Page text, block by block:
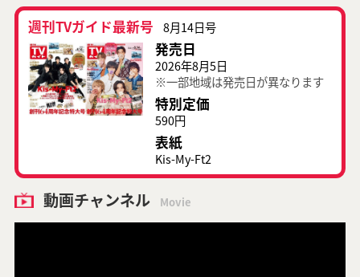
週刊TVガイド最新号 8月14日号
発売日
2026年8月5日
※一部地域は発売日が異なります
特別定価
590円
表紙
Kis-My-Ft2
動画チャンネル Movie